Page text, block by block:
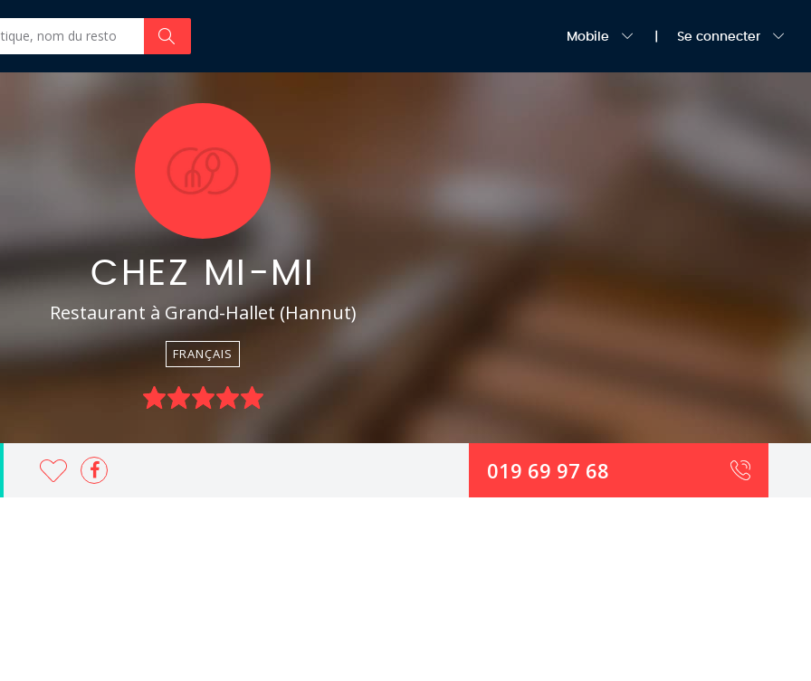
Mobile Se connecter
CHEZ MI-MI
Restaurant à Grand-Hallet (Hannut)
FRANÇAIS
019 69 97 68